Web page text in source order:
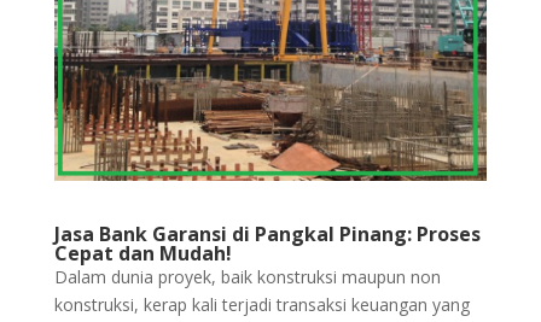
Jasa Bank Garansi di Pangkal Pinang: Proses
Cepat dan Mudah!
Dalam dunia proyek, baik konstruksi maupun non
konstruksi, kerap kali terjadi transaksi keuangan yang